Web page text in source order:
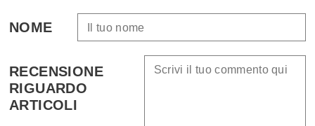
NOME
RECENSIONE
RIGUARDO
ARTICOLI